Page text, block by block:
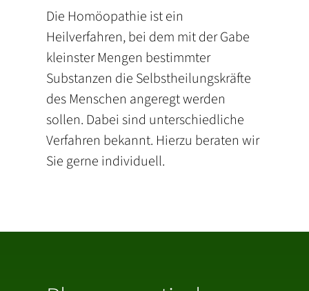
Die Homöopathie ist ein
Heilverfahren, bei dem mit der Gabe
kleinster Mengen bestimmter
Substanzen die Selbstheilungskräfte
des Menschen angeregt werden
sollen. Dabei sind unterschiedliche
Verfahren bekannt. Hierzu beraten wir
Sie gerne individuell.